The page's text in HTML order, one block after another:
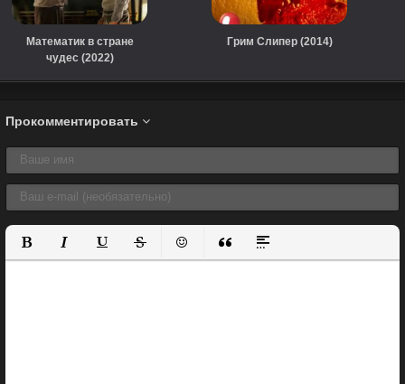
Математик в стране
чудес (2022)
Грим Слипер (2014)
Прокомментировать
Полужирный
КурсивПодчеркнутый
ЗачеркнутыйВставить смайлик
Вставка цитаты
Вставка спойлера